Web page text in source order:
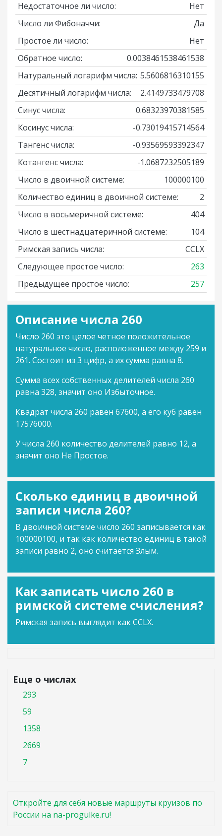
Недостаточное ли число:
Нет
Число ли Фибоначчи:
Да
Простое ли число:
Нет
Обратное число:
0.0038461538461538
Натуральный логарифм числа: 5.5606816310155
Десятичный логарифм числа:
2.4149733479708
Синус числа:
0.68323970381585
Косинус числа:
-0.73019415714564
Тангенс числа:
-0.93569593392347
Котангенс числа:
-1.0687232505189
Число в двоичной системе:
100000100
Количество единиц в двоичной системе:
2
Число в восьмеричной системе:
404
Число в шестнадцатеричной системе:
104
Римская запись числа:
CCLX
Следующее простое число:
263
Предыдущее простое число:
257
Описание числа 260
Число 260 это целое четное положительное
натуральное число, расположенное между 259 и
261. Состоит из 3 цифр, а их сумма равна 8.
Сумма всех собственных делителей числа 260
равна 328, значит оно Избыточное.
Квадрат числа 260 равен 67600, а его куб равен
17576000.
У числа 260 количество делителей равно 12, а
значит оно Не Простое.
Сколько единиц в двоичной
записи числа 260?
В двоичной системе число 260 записывается как
100000100, и так как количество единиц в такой
записи равно 2, оно считается Злым.
Как записать число 260 в
римской системе счисления?
Римская запись выглядит как CCLX.
Еще о числах
293
59
1358
2669
7
Откройте для себя новые маршруты круизов по
России на na-progulke.ru!